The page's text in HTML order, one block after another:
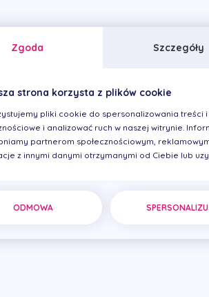
Zgoda Szczegóły
strona korzysta z plików cookie
pliki cookie do spersonalizowania treści
i analizować ruch w naszej witrynie.
partnerom społecznościowym,
z innymi danymi otrzymanymi od Ciebie lub
ODMOWA